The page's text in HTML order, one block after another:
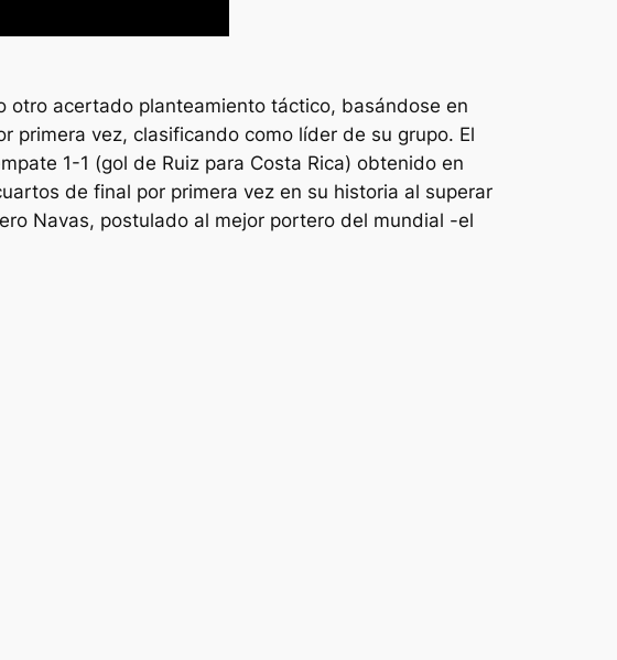
otro acertado planteamiento táctico, basándose en
primera vez, clasificando como líder de su grupo. El
1-1 (gol de Ruiz para Costa Rica) obtenido en
de final por primera vez en su historia al superar
Navas, postulado al mejor portero del mundial -el